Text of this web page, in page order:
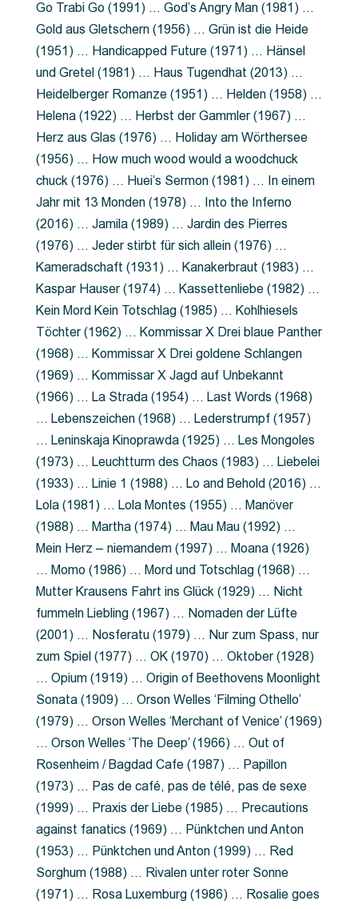
Go Trabi Go (1991) … God’s Angry Man (1981) …
Gold aus Gletschern (1956) … Grün ist die Heide
(1951) … Handicapped Future (1971) … Hänsel
und Gretel (1981) … Haus Tugendhat (2013) …
Heidelberger Romanze (1951) … Helden (1958) …
Helena (1922) … Herbst der Gammler (1967) …
Herz aus Glas (1976) … Holiday am Wörthersee
(1956) … How much wood would a woodchuck
chuck (1976) … Huei’s Sermon (1981) … In einem
Jahr mit 13 Monden (1978) … Into the Inferno
(2016) … Jamila (1989) … Jardin des Pierres
(1976) … Jeder stirbt für sich allein (1976) …
Kameradschaft (1931) … Kanakerbraut (1983) …
Kaspar Hauser (1974) … Kassettenliebe (1982) …
Kein Mord Kein Totschlag (1985) … Kohlhiesels
Töchter (1962) … Kommissar X Drei blaue Panther
(1968) … Kommissar X Drei goldene Schlangen
(1969) … Kommissar X Jagd auf Unbekannt
(1966) … La Strada (1954) … Last Words (1968)
… Lebenszeichen (1968) … Lederstrumpf (1957)
… Leninskaja Kinoprawda (1925) … Les Mongoles
(1973) … Leuchtturm des Chaos (1983) … Liebelei
(1933) … Linie 1 (1988) … Lo and Behold (2016) …
Lola (1981) … Lola Montes (1955) … Manöver
(1988) … Martha (1974) … Mau Mau (1992) …
Mein Herz – niemandem (1997) … Moana (1926)
… Momo (1986) … Mord und Totschlag (1968) …
Mutter Krausens Fahrt ins Glück (1929) … Nicht
fummeln Liebling (1967) … Nomaden der Lüfte
(2001) … Nosferatu (1979) … Nur zum Spass, nur
zum Spiel (1977) … OK (1970) … Oktober (1928)
… Opium (1919) … Origin of Beethovens Moonlight
Sonata (1909) … Orson Welles ‘Filming Othello’
(1979) … Orson Welles ‘Merchant of Venice’ (1969)
… Orson Welles ‘The Deep’ (1966) … Out of
Rosenheim / Bagdad Cafe (1987) … Papillon
(1973) … Pas de café, pas de télé, pas de sexe
(1999) … Praxis der Liebe (1985) … Precautions
against fanatics (1969) … Pünktchen und Anton
(1953) … Pünktchen und Anton (1999) … Red
Sorghum (1988) … Rivalen unter roter Sonne
(1971) … Rosa Luxemburg (1986) … Rosalie goes